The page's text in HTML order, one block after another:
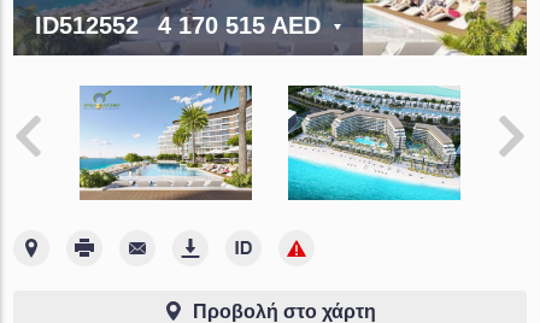
ID512552 4 170 515 AED
Προβολή στο χάρτη